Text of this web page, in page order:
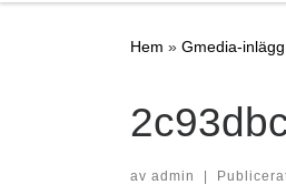
Hem » Gmedia-inlägg
av admin